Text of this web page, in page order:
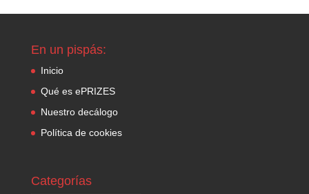
En un pispás:
Inicio
Qué es ePRIZES
Nuestro decálogo
Política de cookies
Categorías